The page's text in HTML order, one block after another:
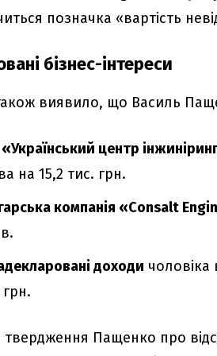
позначка «вартість
бізнес-інтереси
виявило, що Василь
центр
на 15,2 тис. грн.
компанія «Consalt
доходи чоловіка
грн.
Пащенко про